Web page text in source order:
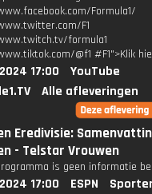
Formula1/
F1
formula1
@f1 #F1">Klik
17:00
YouTube
Alle afleveringen
Eredivisie:
- Telstar Vrouwen
is geen informatie
17:00 ESPN